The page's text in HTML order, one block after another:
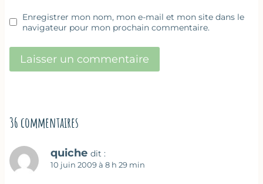
Enregistrer mon nom, mon e-mail et mon site dans le
navigateur pour mon prochain commentaire.
36 commentaires
quiche dit :
10 juin 2009 à 8 h 29 min